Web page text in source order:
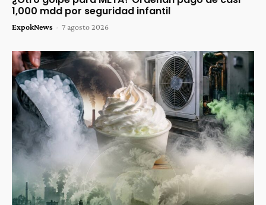
1,000 mdd por seguridad infantil
ExpokNews - 7 agosto 2026